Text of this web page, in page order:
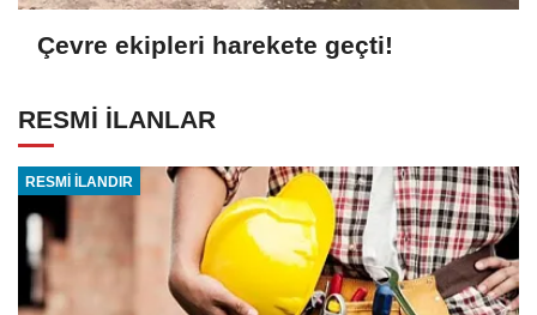
Çevre ekipleri harekete geçti!
RESMİ İLANLAR
RESMİ İLANDIR